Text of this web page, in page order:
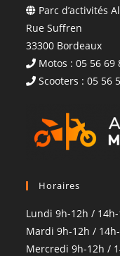
Parc d’activités
Rue Suffren
33300 Bordeaux
Motos : 05 56 69
Scooters : 05 56
Horaires
Lundi 9h-12h /
Mardi 9h-12h /
Mercredi 9h-12h /